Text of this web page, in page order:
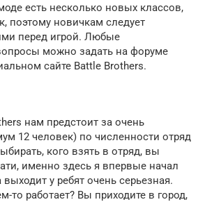
есть несколько новых классов,
поэтому новичкам следует
перед игрой. Любые
можно задать на форуме
сайте Battle Brothers.
нам предстоит за очень
12 человек) по численности отряд
кого взять в отряд, вы
именно здесь я впервые начал
у ребят очень серьезная.
то работает? Вы приходите в город,